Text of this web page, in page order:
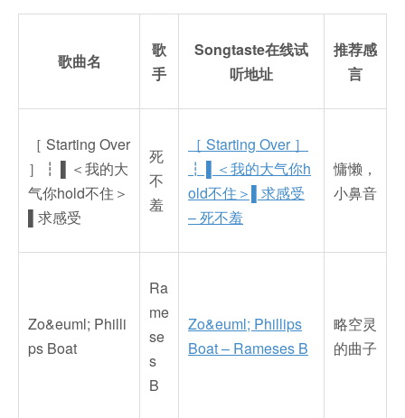
歌曲名
歌
手
Songtaste在线试
听地址
推荐感
言
［ Starting Over
］┇ ▌＜我的大
气你hold不住＞
▌求感受
死
不
羞
［ Starting Over ］
┇ ▌＜我的大气你h
old不住＞▌求感受
– 死不羞
慵懒，
小鼻音
Zo&euml; Philli
ps Boat
Ra
me
se
s
B
Zo&euml; Phillips
Boat – Rameses B
略空灵
的曲子